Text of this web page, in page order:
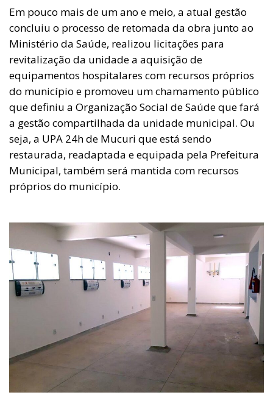
Em pouco mais de um ano e meio, a atual gestão
concluiu o processo de retomada da obra junto ao
Ministério da Saúde, realizou licitações para
revitalização da unidade a aquisição de
equipamentos hospitalares com recursos próprios
do município e promoveu um chamamento público
que definiu a Organização Social de Saúde que fará
a gestão compartilhada da unidade municipal. Ou
seja, a UPA 24h de Mucuri que está sendo
restaurada, readaptada e equipada pela Prefeitura
Municipal, também será mantida com recursos
próprios do município.